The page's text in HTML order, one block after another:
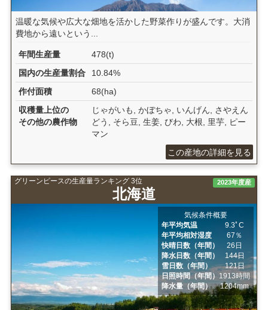
温暖な気候や広大な畑地を活かした野菜作りが盛んです。大消
費地から遠いという...
年間生産量
478(t)
国内の生産量割合
10.84%
作付面積
68(ha)
収穫量上位の
その他の農作物
じゃがいも, かぼちゃ, いんげん, さやえん
どう, そら豆, 生姜, びわ, 大根, 里芋, ピー
マン
この産地の詳細を見る
グリーンピースの生産量ランキング 3位
北海道
2023年度産
気候条件概要
年平均気温
9.3ﾟC
年平均相対湿度
67％
快晴日数（年間）
26日
降水日数（年間）
144日
雪日数（年間）
121日
日照時間（年間） 1913時間
降水量（年間）
1204mm